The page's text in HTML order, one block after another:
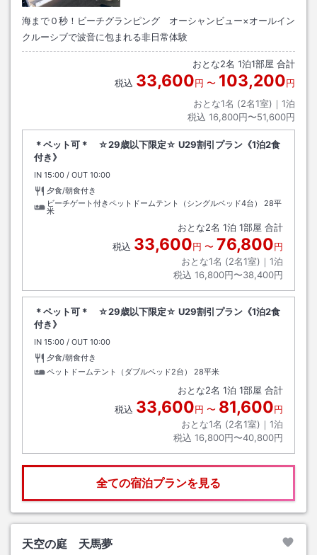
海まで０秒！ビーチグランピング オーシャンビュー×オールイン
クルーシブで波音に包まれる非日常体験
おとな2名 1泊1部屋 合計
税込 33,600円 〜 103,200円
おとな1名 (2名1室)｜ 1泊
税込 16,800円〜51,600円
＊ペット可＊ ☆29歳以下限定☆ U29割引プラン《1泊2食
付き》
IN チェックイン
15:00 / OUT チェックアウト
10:00
夕食/朝食付き
ビーチゲート付きペットドームテント（シングルベッド4台）
28平
米
おとな2名 1泊 1部屋 合計
税込 33,600円 〜 76,800円
おとな1名 (2名1室)｜ 1泊
税込 16,800円〜38,400円
＊ペット可＊ ☆29歳以下限定☆ U29割引プラン《1泊2食
付き》
IN チェックイン
15:00 / OUT チェックアウト
10:00
夕食/朝食付き
ペットドームテント（ダブルベッド2台） 28平米
おとな2名 1泊 1部屋 合計
税込 33,600円 〜 81,600円
おとな1名 (2名1室)｜ 1泊
税込 16,800円〜40,800円
全ての宿泊プランを見る
天空の庭 天馬夢